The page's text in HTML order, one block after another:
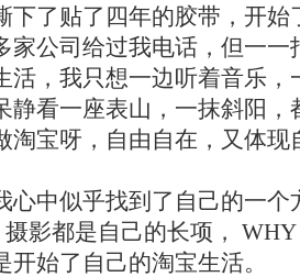
下了贴了四年的胶带，开始
家公司给过我电话，但一一
活，我只想一边听着音乐，
静看一座表山，一抹斜阳，
淘宝呀，自由自在，又体现
心中似乎找到了自己的一个
影都是自己的长项， WHY
始了自己的淘宝生活。